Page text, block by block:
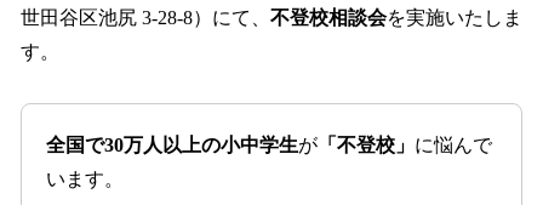
世田谷区池尻 3-28-8）にて、 不登校相談会を実施いたしま
す。
全国で30万人以上の小中学生が 「不登校」 に悩んで
います。